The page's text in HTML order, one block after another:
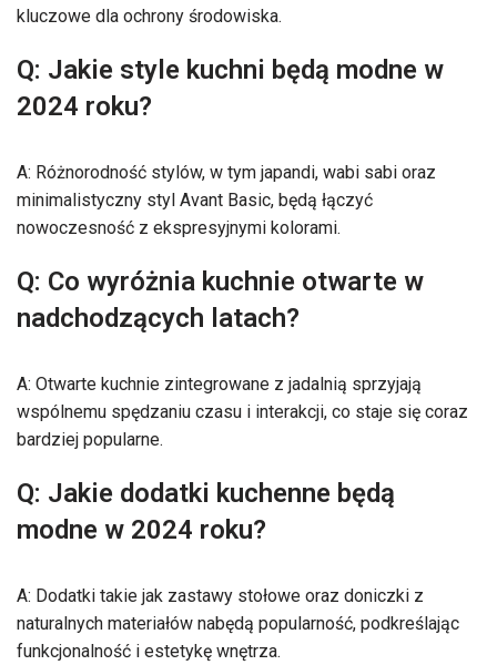
kluczowe dla ochrony środowiska.
Q: Jakie style kuchni będą modne w
2024 roku?
A: Różnorodność stylów, w tym japandi, wabi sabi oraz
minimalistyczny styl Avant Basic, będą łączyć
nowoczesność z ekspresyjnymi kolorami.
Q: Co wyróżnia kuchnie otwarte w
nadchodzących latach?
A: Otwarte kuchnie zintegrowane z jadalnią sprzyjają
wspólnemu spędzaniu czasu i interakcji, co staje się coraz
bardziej popularne.
Q: Jakie dodatki kuchenne będą
modne w 2024 roku?
A: Dodatki takie jak zastawy stołowe oraz doniczki z
naturalnych materiałów nabędą popularność, podkreślając
funkcjonalność i estetykę wnętrza.